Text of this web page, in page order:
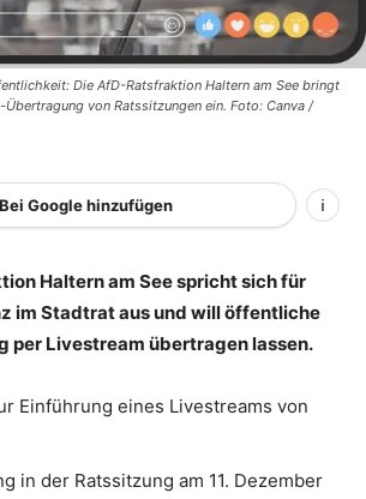
Die AfD-Ratsfraktion Haltern am See bringt
von Ratssitzungen ein. Foto: Canva /
Bei Google hinzufügen i
Haltern am See spricht sich für
im Stadtrat aus und will öffentliche
per Livestream übertragen lassen.
Einführung eines Livestreams von
in der Ratssitzung am 11. Dezember